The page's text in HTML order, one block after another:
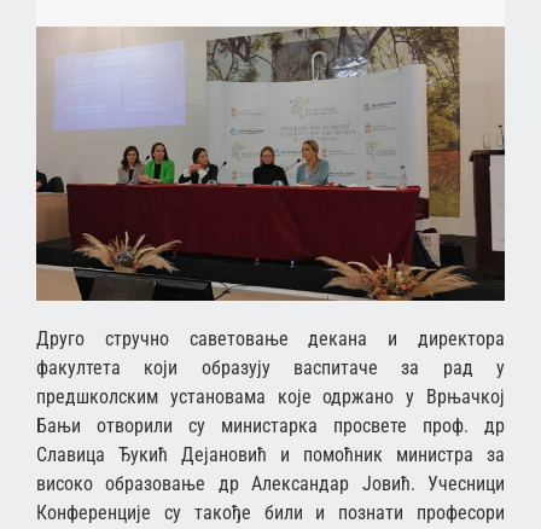
Друго стручно саветовање декана и директора
факултета који образују васпитаче за рад у
предшколским установама које одржано у Врњачкој
Бањи отворили су министарка просвете проф. др
Славица Ђукић Дејановић и помоћник министра за
високо образовање др Александар Јовић. Учесници
Конференције су такође били и познати професори